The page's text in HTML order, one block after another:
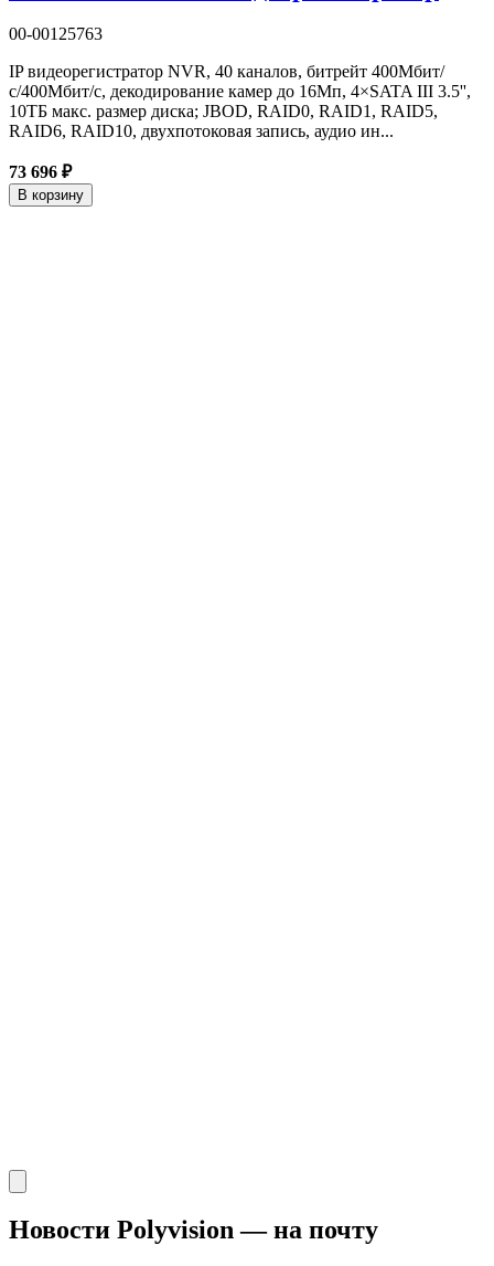
00-00125763
IP видеорегистратор NVR, 40 каналов, битрейт 400Мбит/
с/400Мбит/с, декодирование камер до 16Мп, 4×SATA III 3.5'',
10ТБ макс. размер диска; JBOD, RAID0, RAID1, RAID5,
RAID6, RAID10, двухпотоковая запись, аудио ин...
73 696 ₽
В корзину
Новости Polyvision — на почту